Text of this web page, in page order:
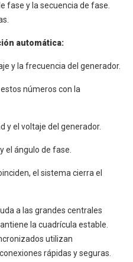
fase y la secuencia de fase.
automática:
y la frecuencia del generador.
números con la
y el voltaje del generador.
el ángulo de fase.
el sistema cierra el
a las grandes centrales
la cuadrícula estable.
utilizan
rápidas y seguras.